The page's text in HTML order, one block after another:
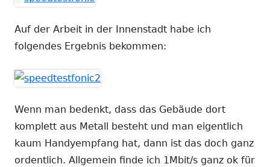
Auf der Arbeit in der Innenstadt habe ich
folgendes Ergebnis bekommen:
Wenn man bedenkt, dass das Gebäude dort
komplett aus Metall besteht und man eigentlich
kaum Handyempfang hat, dann ist das doch ganz
ordentlich. Allgemein finde ich 1Mbit/s ganz ok für